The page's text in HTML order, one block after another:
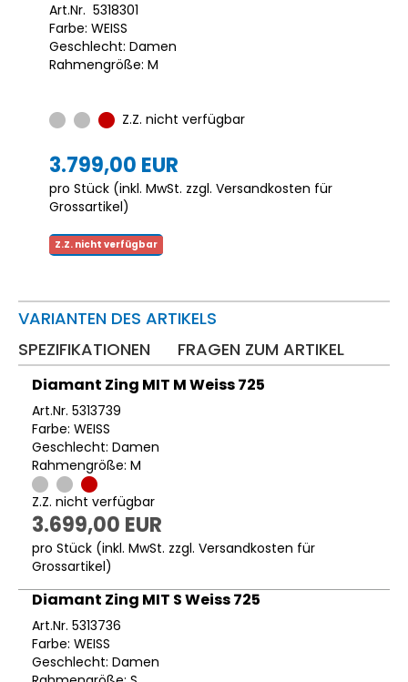
Art.Nr. 5318301
Farbe: WEISS
Geschlecht: Damen
Rahmengröße: M
Z.Z. nicht verfügbar
3.799,00 EUR
pro Stück (inkl. MwSt. zzgl. Versandkosten für
Grossartikel)
Z.Z. nicht verfügbar
VARIANTEN DES ARTIKELS
SPEZIFIKATIONEN
FRAGEN ZUM ARTIKEL
Diamant Zing MIT M Weiss 725
Art.Nr. 5313739
Farbe: WEISS
Geschlecht: Damen
Rahmengröße: M
Z.Z. nicht verfügbar
3.699,00 EUR
pro Stück (inkl. MwSt. zzgl. Versandkosten für
Grossartikel)
Diamant Zing MIT S Weiss 725
Art.Nr. 5313736
Farbe: WEISS
Geschlecht: Damen